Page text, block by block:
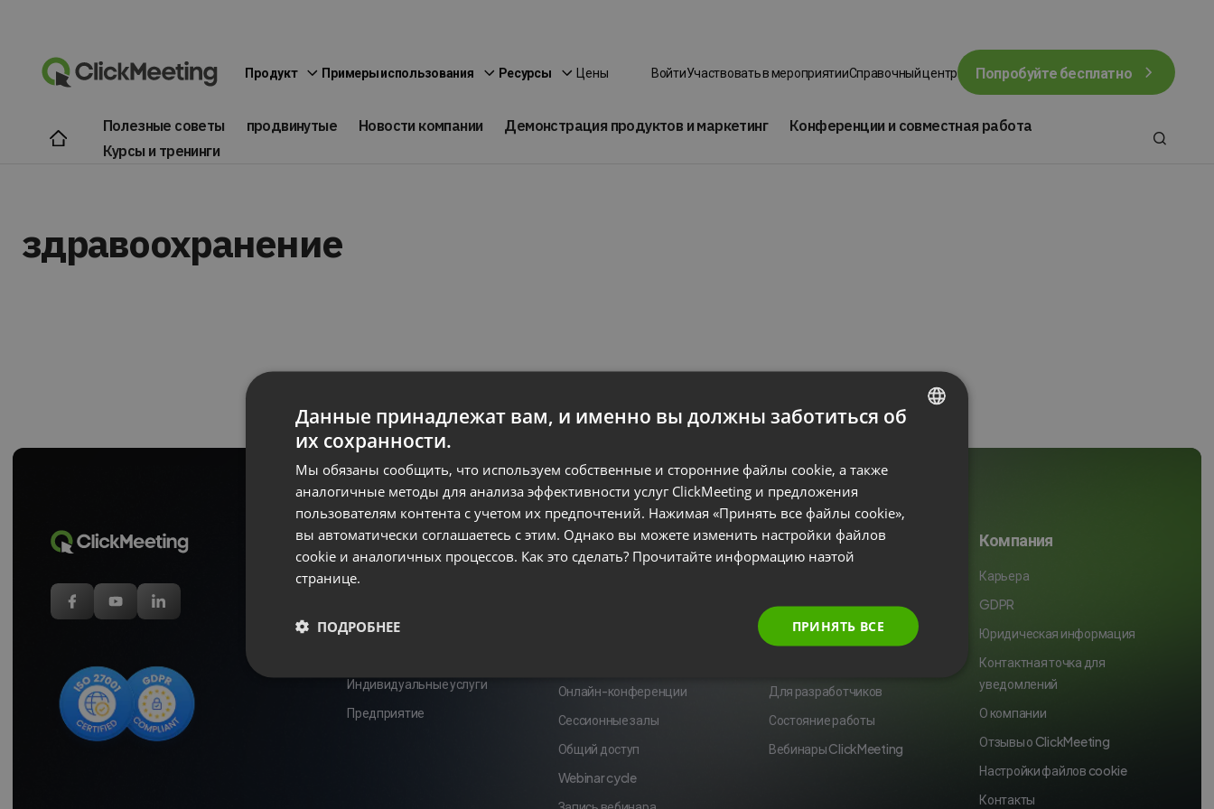
Продукт Примеры использования Ресурсы Цены ВойтиУчаствовать в мероприятииСправочный центр Попробуйте бесплатно
Полезные советы продвинутые Новости компании Демонстрация продуктов и маркетинг
Конференции и совместная работа
Курсы и тренинги
здравоохранение
ClickMeeting
Цены
компании
Индивидуальные услуги
Предприятие
Популярные функции
Онлайн-конференции
Сессионные залы
Общий доступ
Webinar cycle
Ресурсы
Справочный центр
Интеграция
Для разработчиков
Состояние работы
Вебинары ClickMeeting
Компания
Карьера
GDPR
Юридическая информация
Контактная точка для
уведомлений
О компании
Отзывы о ClickMeeting
Настройки файлов cookie
Контакты
FRENCH
POLISH
PORTUGUESE
Данные принадлежат вам, и именно вы должны заботиться об
их сохранности.
Мы обязаны сообщить, что используем собственные и сторонние файлы cookie, а также
аналогичные методы для анализа эффективности услуг ClickMeeting и предложения
пользователям контента с учетом их предпочтений. Нажимая «Принять все файлы cookie»,
вы автоматически соглашаетесь с этим. Однако вы можете изменить настройки файлов
cookie и аналогичных процессов. Как это сделать? Прочитайте информацию наэтой
странице.
ПРИНЯТЬ ВСЕ
ПОДРОБНЕЕ